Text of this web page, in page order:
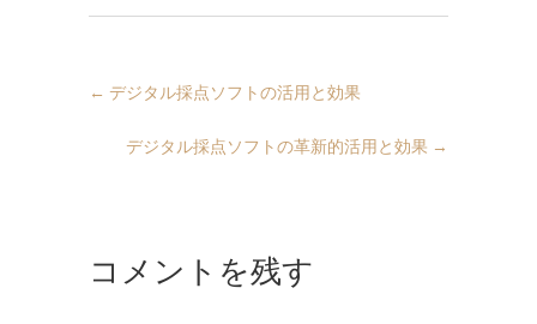
← デジタル採点ソフトの活用と効果
デジタル採点ソフトの革新的活用と効果 →
コメントを残す